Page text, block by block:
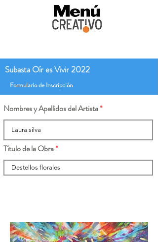
Subasta Oír es Vivir 2022
Formulario de Inscripción
Nombres y Apellidos del Artista
Título de la Obra